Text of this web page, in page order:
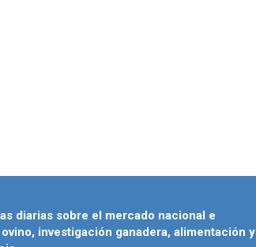
diarias sobre el mercado nacional e
investigación ganadera, alimentación y